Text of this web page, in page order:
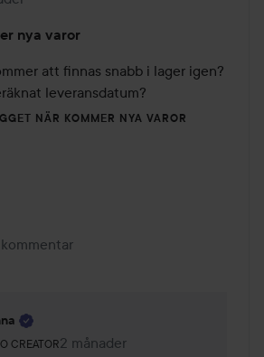
nya varor
att finnas snabb i lager igen?
leveransdatum?
NÄR KOMMER NYA VAROR
kommentar
CREATORroll: Lyko Creator.
2 månader
Kommentaren lades 2 månader